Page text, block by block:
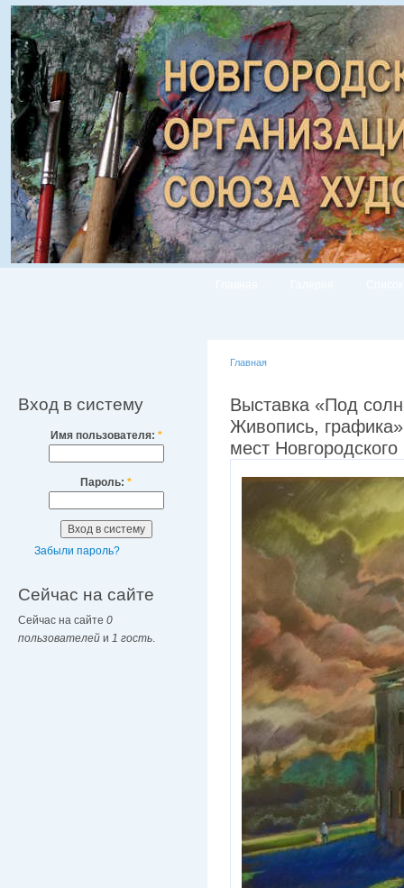
Вход в систему
Имя пользователя: *
Пароль: *
Забыли пароль?
Сейчас на сайте
Сейчас на сайте 0
пользователей и 1 гость
Главная
Выставка «Под
Живопись,
мест